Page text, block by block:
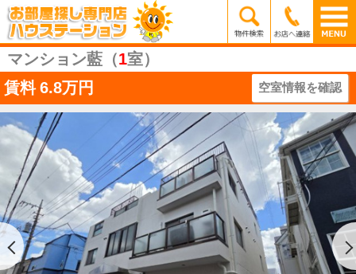
マンション藍（1室）
賃料 6.8万円 空室情報を確認